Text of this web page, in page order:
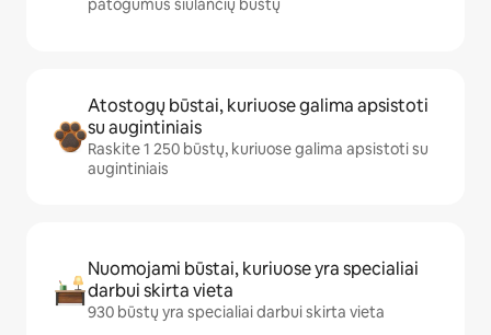
patogumus siūlančių būstų
Atostogų būstai, kuriuose galima apsistoti
su augintiniais
Raskite 1 250 būstų, kuriuose galima apsistoti su
augintiniais
Nuomojami būstai, kuriuose yra specialiai
darbui skirta vieta
930 būstų yra specialiai darbui skirta vieta